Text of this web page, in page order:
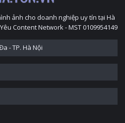
ảnh cho doanh nghiệp uy tín tại Hà
Content Network - MST 0109954149
- TP. Hà Nội